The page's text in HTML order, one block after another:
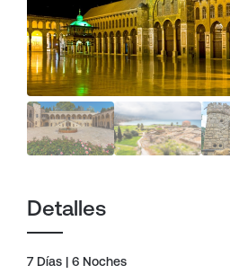
Detalles
7 Días | 6 Noches